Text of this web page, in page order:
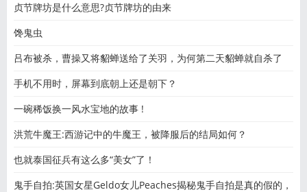
贞节牌坊是什么意思?贞节牌坊的由来
馋鬼虫
吕布被杀，曹操又将貂蝉送给了关羽，为何第二天貂蝉就自杀了
手机不用时，屏幕到底朝上还是朝下？
一碗稀饭换一风水宝地的故事 !
洪荒牛魔王:西游记中的牛魔王，被降服后的结局如何？
也就泰国征兵有这么多“美女”了！
鬼手自拍:英国女星Geldo女儿Peaches揭秘鬼手自拍是真的假的，